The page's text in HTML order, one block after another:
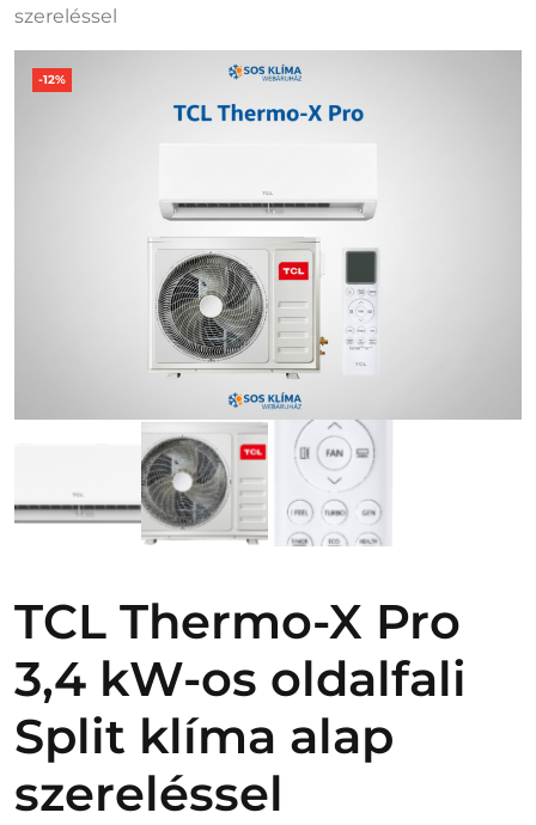
szereléssel
-12%
TCL Thermo-X Pro
3,4 kW-os oldalfali
Split klíma alap
szereléssel